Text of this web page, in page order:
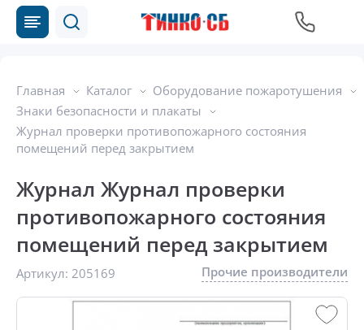
Главная Каталог
Оборудование пожаротушения
Знаки безопасности и плакаты
Журнал проверки противопожарного состояния
помещений перед закрытием
Журнал Журнал проверки
противопожарного состояния
помещений перед закрытием
Артикул: 205169 Прочие производители